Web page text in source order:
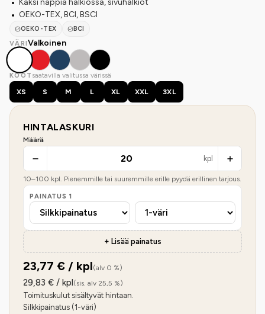
Kaksi nappia halkiossa, sivuhalkiot
OEKO-TEX, BCI, BSCI
OEKO-TEX
BCI
VÄRIValkoinen
KOOT saatavilla valitussa värissä
XS
S M L XL XXL 3XL
HINTALASKURI
Määrä
kpl
10–100 kpl. Pienemmille tai suuremmille erille pyydä erillinen tarjous.
PAINATUS 1
+ Lisää painatus
23,77 € / kpl(alv 0 %)
29,83 € / kpl(sis. alv 25,5 %)
Toimituskulut sisältyvät hintaan.
Silkkipainatus (1-väri)